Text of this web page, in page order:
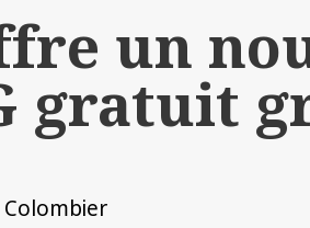
un
gratuit
Colombier